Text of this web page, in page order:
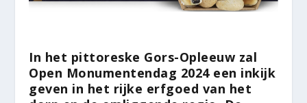
In het pittoreske Gors-Opleeuw zal
Open Monumentendag 2024 een inkijk
geven in het rijke erfgoed van het